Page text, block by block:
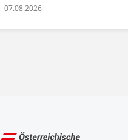
07.08.2026